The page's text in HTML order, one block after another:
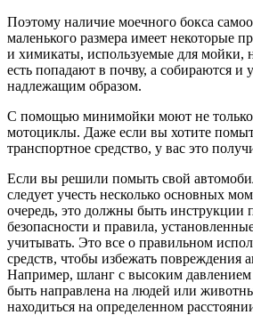
Поэтому наличие моечного бокса
маленького размера имеет некоторые
и химикаты, используемые для мойки,
есть попадают в почву, а собираются и
надлежащим образом.
С помощью минимойки моют не только
мотоциклы. Даже если вы хотите
транспортное средство, у вас это
Если вы решили помыть свой
следует учесть несколько основных
очередь, это должны быть инструкции
безопасности и правила,
учитывать. Это все о правильном
средств, чтобы избежать повреждения
Например, шланг с высоким давлением
быть направлена ​​на людей или
находиться на определенном